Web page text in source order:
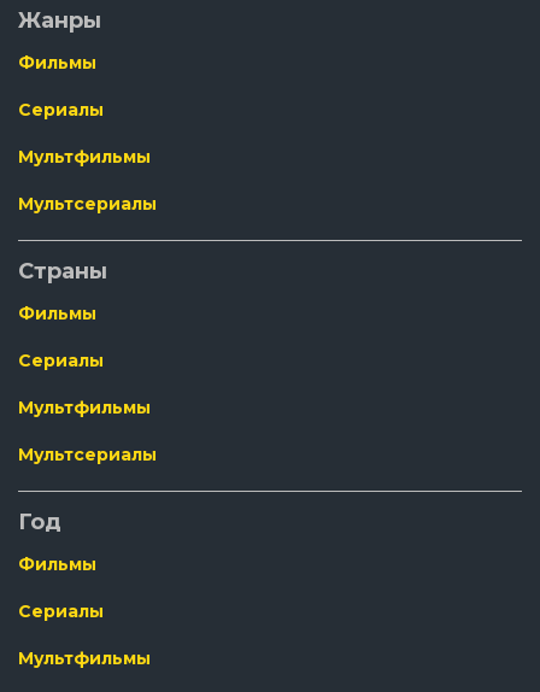
Жанры
Фильмы
Сериалы
Мультфильмы
Мультсериалы
Страны
Фильмы
Сериалы
Мультфильмы
Мультсериалы
Год
Фильмы
Сериалы
Мультфильмы